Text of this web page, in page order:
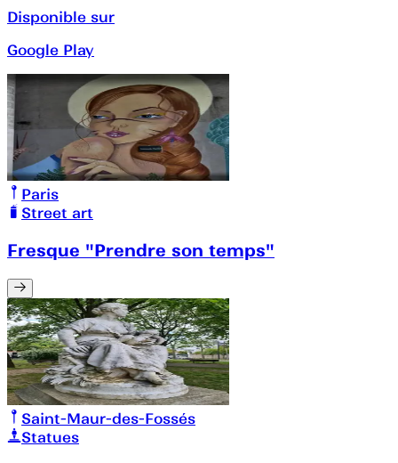
Disponible sur
Google Play
Paris
Street art
Fresque "Prendre son temps"
Saint-Maur-des-Fossés
Statues